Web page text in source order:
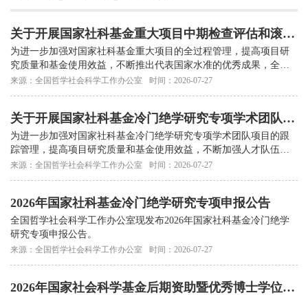
关于开展国家社科基金重大项目中期检查评估和滚动
资助工作的通知
为进一步加强对国家社科基金重大项目的全过程管理，提高项目研
究质量和基金使用效益，不断推出代表国家水准的优秀成果，全国
哲学社会科学工作办公室将继续对重大项目进行中期检查评估和滚
来源：全国哲学社会科学工作办公室 时间：2026-07-27
关于开展国家社科基金冷门绝学研究专项学术团队项
目检查评估工作的通知
为进一步加强对国家社科基金冷门绝学研究专项学术团队项目的跟
踪管理，提高项目研究质量和基金使用效益，不断加强人才队伍建
设、推出代表国家水准的优秀成果，确保冷门绝学代有传承，我办
来源：全国哲学社会科学工作办公室 时间：2026-07-27
2026年国家社科基金冷门绝学研究专项申报公告
全国哲学社会科学工作办公室现发布2026年国家社科基金冷门绝学
研究专项申报公告。
来源：全国哲学社会科学工作办公室 时间：2026-07-27
2026年国家社会科学基金后期资助暨优秀博士学位论